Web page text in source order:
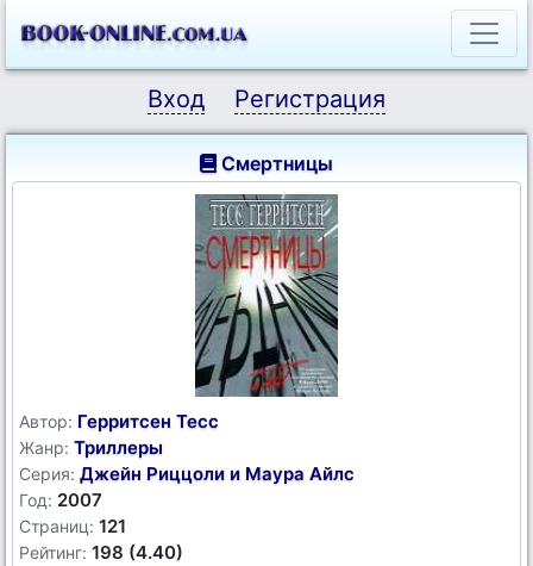
Вход Регистрация
Смертницы
Автор: Герритсен Тесс
Жанр: Триллеры
Серия: Джейн Риццоли и Маура Айлс
Год: 2007
Страниц: 121
Рейтинг: 198 (4.40)